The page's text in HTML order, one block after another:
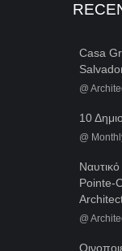
Casa
@
10
@
Pointe-
@